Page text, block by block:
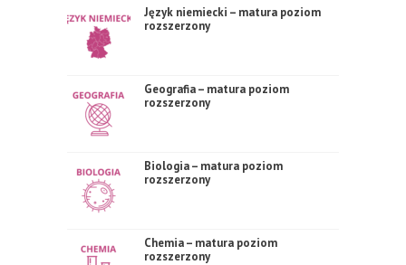
Język niemiecki – matura poziom
rozszerzony
Geografia – matura poziom
rozszerzony
Biologia – matura poziom
rozszerzony
Chemia – matura poziom
rozszerzony